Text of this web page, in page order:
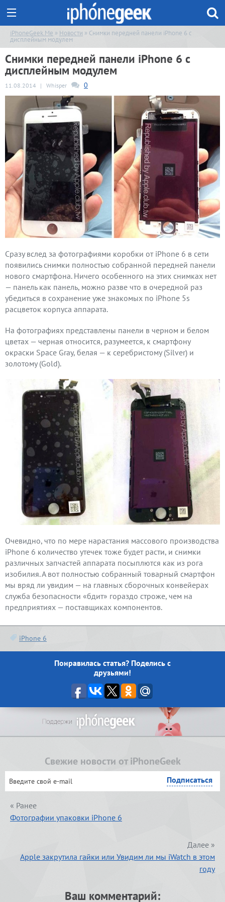
iPhoneGeek.Me » Новости » Снимки передней панели iPhone 6 с
дисплейным модулем
Снимки передней панели iPhone 6 с
дисплейным модулем
11.08.2014 | Whisper 0
Сразу вслед за фотографиями коробки от iPhone 6 в сети
появились снимки полностью собранной передней панели
нового смартфона. Ничего особенного на этих снимках нет
— панель как панель, можно разве что в очередной раз
убедиться в сохранение уже знакомых по iPhone 5s
расцветок корпуса аппарата.
На фотографиях представлены панели в черном и белом
цветах — черная относится, разумеется, к смартфону
окраски Space Gray, белая — к серебристому (Silver) и
золотому (Gold).
Очевидно, что по мере нарастания массового производства
iPhone 6 количество утечек тоже будет расти, и снимки
различных запчастей аппарата посыплются как из рога
изобилия. А вот полностью собранный товарный смартфон
мы вряд ли увидим — на главных сборочных конвейерах
служба безопасности «бдит» гораздо строже, чем на
предприятиях — поставщиках компонентов.
iPhone 6
Понравилась статья? Поделись с
друзьями!
Свежие новости от iPhoneGeek
« Ранее
Фотографии упаковки iPhone 6
Далее »
Apple закрутила гайки или Увидим ли мы iWatch в этом
году
Ваш комментарий: